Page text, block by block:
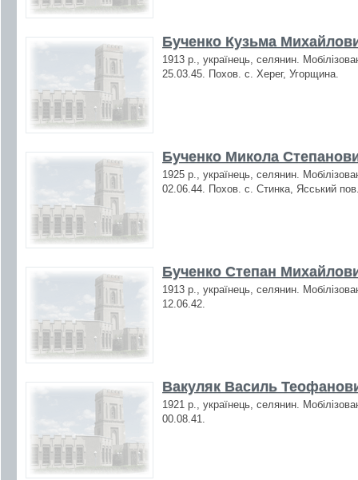
Бученко Кузьма
1913 р., українець, селянин.
25.03.45. Похов. с. Херег, Угорщина.
Бученко Микола
1925 р., українець, селянин.
02.06.44. Похов. с. Стинка, Ясський
Бученко Степан
1913 р., українець, селянин.
12.06.42.
Вакуляк Василь
1921 р., українець, селянин.
00.08.41.